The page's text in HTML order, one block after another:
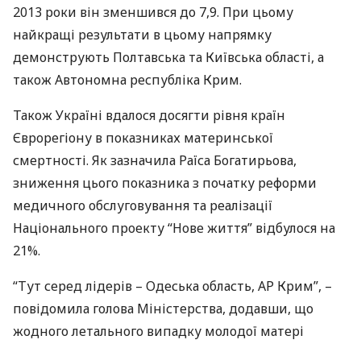
2013 роки він зменшився до 7,9. При цьому
найкращі результати в цьому напрямку
демонструють Полтавська та Київська області, а
також Автономна республіка Крим.
Також Україні вдалося досягти рівня країн
Єврорегіону в показниках материнської
смертності. Як зазначила Раїса Богатирьова,
зниження цього показника з початку реформи
медичного обслуговування та реалізації
Національного проекту “Нове життя” відбулося на
21%.
“Тут серед лідерів – Одеська область, АР Крим”, –
повідомила голова Міністерства, додавши, що
жодного летального випадку молодої матері